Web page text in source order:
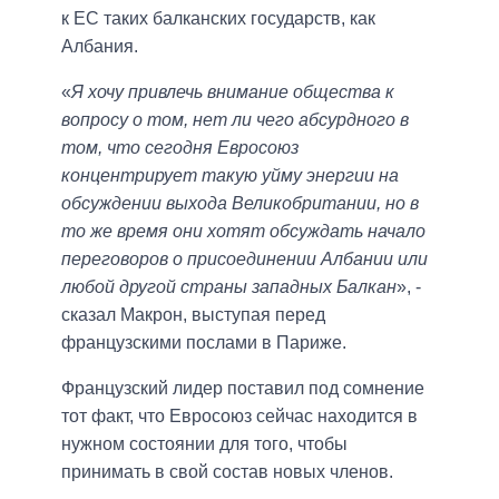
к ЕС таких балканских государств, как
Албания.
«Я хочу привлечь внимание общества к
вопросу о том, нет ли чего абсурдного в
том, что сегодня Евросоюз
концентрирует такую ​​уйму энергии на
обсуждении выхода Великобритании, но в
то же время они хотят обсуждать начало
переговоров о присоединении Албании или
любой другой страны западных Балкан», -
сказал Макрон, выступая перед
французскими послами в Париже.
Французский лидер поставил под сомнение
тот факт, что Евросоюз сейчас находится в
нужном состоянии для того, чтобы
принимать в свой состав новых членов.